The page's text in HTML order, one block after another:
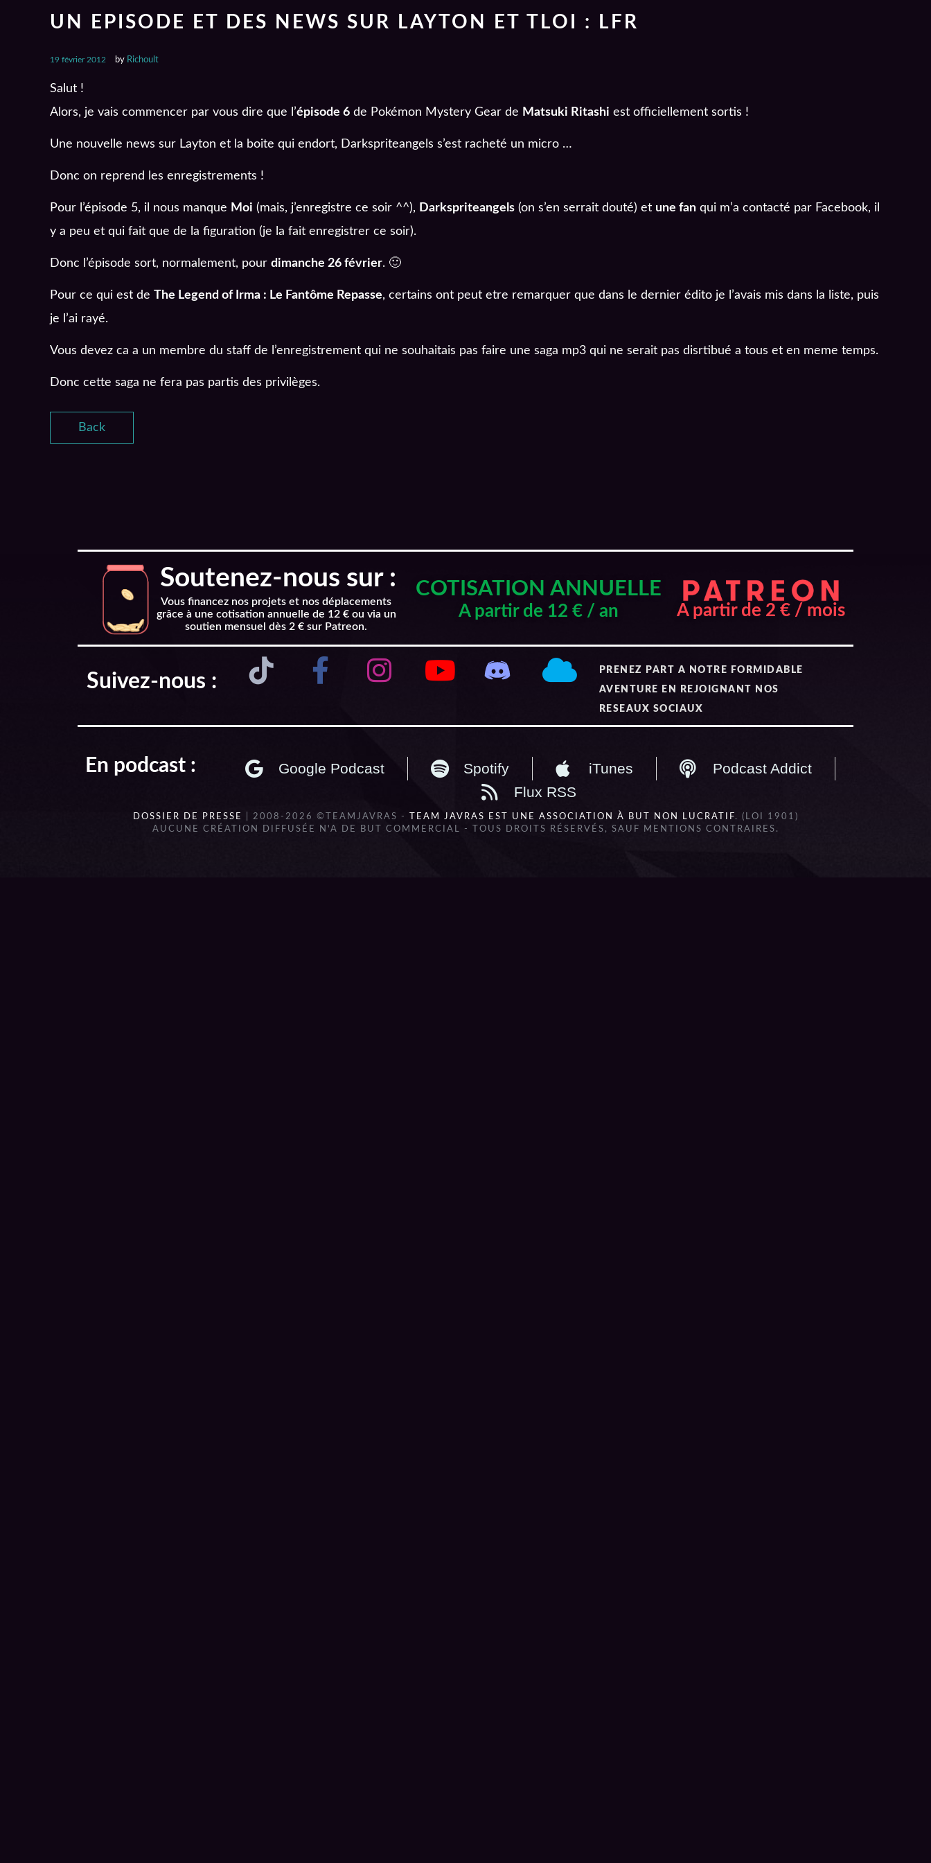
UN EPISODE ET DES NEWS SUR LAYTON ET TLOI : LFR
19 février 2012 by Richoult
Salut !
Alors, je vais commencer par vous dire que l’épisode 6 de Pokémon Mystery Gear de Matsuki Ritashi est officiellement sortis !
Une nouvelle news sur Layton et la boite qui endort, Darkspriteangels s’est racheté un micro …
Donc on reprend les enregistrements !
Pour l’épisode 5, il nous manque Moi (mais, j’enregistre ce soir ^^), Darkspriteangels (on s’en serrait douté) et une fan qui m’a contacté par Facebook, il
y a peu et qui fait que de la figuration (je la fait enregistrer ce soir).
Donc l’épisode sort, normalement, pour dimanche 26 février. 🙂
Pour ce qui est de The Legend of Irma : Le Fantôme Repasse, certains ont peut etre remarquer que dans le dernier édito je l’avais mis dans la liste, puis
je l’ai rayé.
Vous devez ca a un membre du staff de l’enregistrement qui ne souhaitais pas faire une saga mp3 qui ne serait pas disrtibué a tous et en meme temps.
Donc cette saga ne fera pas partis des privilèges.
Back
Soutenez-nous sur :
Vous financez nos projets et nos déplacements
grâce à une cotisation annuelle de 12 € ou via un
soutien mensuel dès 2 € sur Patreon.
COTISATION ANNUELLE
A partir de 12 € / an A partir de 2 € / mois
Suivez-nous :
PRENEZ PART A NOTRE FORMIDABLE
AVENTURE EN REJOIGNANT NOS
RESEAUX SOCIAUX
En podcast : Google Podcast Spotify iTunes
Podcast Addict
Flux RSS
DOSSIER DE PRESSE | 2008-2026 ©TEAMJAVRAS - TEAM JAVRAS EST UNE ASSOCIATION À BUT NON LUCRATIF. (LOI 1901)
AUCUNE CRÉATION DIFFUSÉE N'A DE BUT COMMERCIAL - TOUS DROITS RÉSERVÉS, SAUF MENTIONS CONTRAIRES.